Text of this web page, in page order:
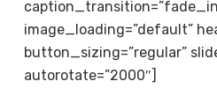
image_loading=”default”
button_sizing=”regular”
autorotate=”2000″]